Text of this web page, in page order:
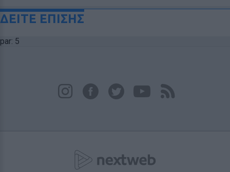
ΔΕΙΤΕ ΕΠΙΣΗΣ
par: 5